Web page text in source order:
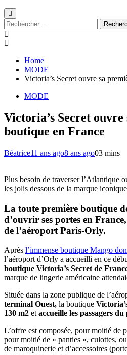
Rechercher :
Home
MODE
Victoria’s Secret ouvre sa
MODE
Victoria’s Secret
boutique en France
Béatrice11 ans ago8 ans ago03 mins
Plus besoin de traverser l’Atlantique
les jolis dessous de la marque iconique
La toute première boutique
d’ouvrir ses portes en
de l’aéroport Paris-Orly.
Après l’immense boutique Mango
l’aéroport d’Orly a accueilli en ce
boutique Victoria’s Secret de
marque de lingerie américaine
Située dans la zone publique de
terminal Ouest, la boutique
130 m2 et accueille les passagers
L’offre est composée, pour moitié de
pour moitié de « panties », culottes,
de maroquinerie et d’accessoires